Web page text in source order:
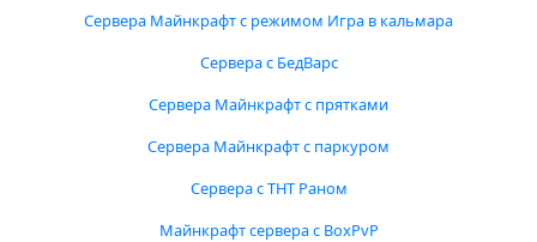
Сервера Майнкрафт с режимом Игра в кальмара
Сервера с БедВарс
Сервера Майнкрафт с прятками
Сервера Майнкрафт с паркуром
Сервера с ТНТ Раном
Майнкрафт сервера с BoxPvP